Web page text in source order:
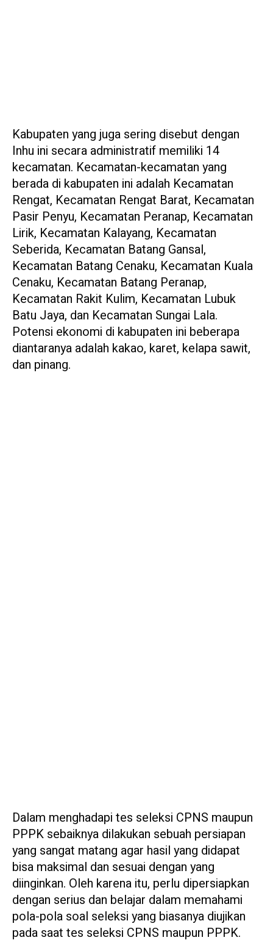
Kabupaten yang juga sering disebut dengan
Inhu ini secara administratif memiliki 14
kecamatan. Kecamatan-kecamatan yang
berada di kabupaten ini adalah Kecamatan
Rengat, Kecamatan Rengat Barat, Kecamatan
Pasir Penyu, Kecamatan Peranap, Kecamatan
Lirik, Kecamatan Kalayang, Kecamatan
Seberida, Kecamatan Batang Gansal,
Kecamatan Batang Cenaku, Kecamatan Kuala
Cenaku, Kecamatan Batang Peranap,
Kecamatan Rakit Kulim, Kecamatan Lubuk
Batu Jaya, dan Kecamatan Sungai Lala.
Potensi ekonomi di kabupaten ini beberapa
diantaranya adalah kakao, karet, kelapa sawit,
dan pinang.
Dalam menghadapi tes seleksi CPNS maupun
PPPK sebaiknya dilakukan sebuah persiapan
yang sangat matang agar hasil yang didapat
bisa maksimal dan sesuai dengan yang
diinginkan. Oleh karena itu, perlu dipersiapkan
dengan serius dan belajar dalam memahami
pola-pola soal seleksi yang biasanya diujikan
pada saat tes seleksi CPNS maupun PPPK.